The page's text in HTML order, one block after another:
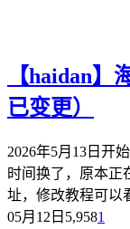
【haidan】
已变更）
2026年5月13日开
时间换了，原本正
址，修改教程可以
05月12日 5,9581